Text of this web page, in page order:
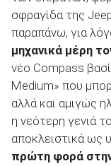
σφραγίδα της
παραπάνω, για
μηχανικά μέρη
νέο Compass
Medium» που
αλλά και αμιγώς
η νεότερη γενιά
αποκλειστικά ως
πρώτη φορά